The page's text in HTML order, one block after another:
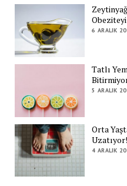
6 ARALIK
Tatlı
5 ARALIK
Orta
Uzatıyor!
4 ARALIK